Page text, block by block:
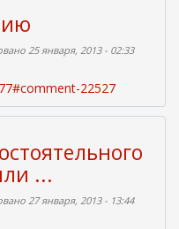
к
25 января, 2013 - 02:33
22527
...
27 января, 2013 - 13:44